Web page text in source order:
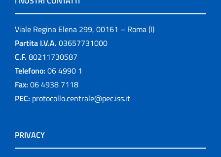
Viale Regina Elena 299, 00161 – Roma (I)
Partita I.V.A. 03657731000
C.F. 80211730587
Telefono: 06 4990 1
Fax: 06 4938 7118
PEC: protocollo.centrale@pec.iss.it
PRIVACY